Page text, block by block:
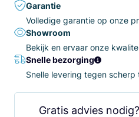
Garantie
Volledige garantie op onze
Showroom
Bekijk en ervaar onze
Snelle bezorging
Snelle levering tegen scherp
Gratis advies